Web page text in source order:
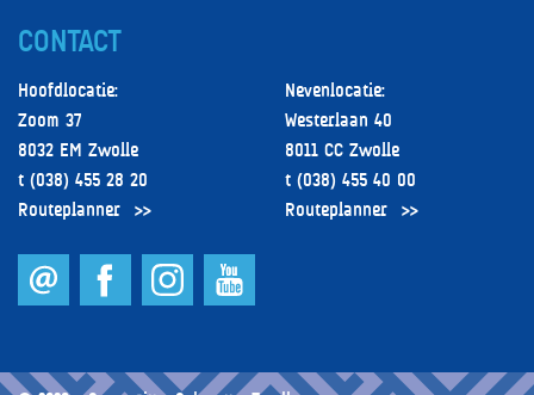
CONTACT
Hoofdlocatie:
Zoom 37
8032 EM Zwolle
t (038) 455 28 20
Routeplanner
Nevenlocatie:
Westerlaan 40
8011 CC Zwolle
t (038) 455 40 00
Routeplanner